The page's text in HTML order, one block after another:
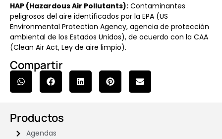
HAP (Hazardous Air Pollutants): Contaminantes
peligrosos del aire identificados por la EPA (US
Environmental Protection Agency, agencia de protección
ambiental de los Estados Unidos), de acuerdo con la CAA
(Clean Air Act, Ley de aire limpio).
Compartir
Productos
Agendas